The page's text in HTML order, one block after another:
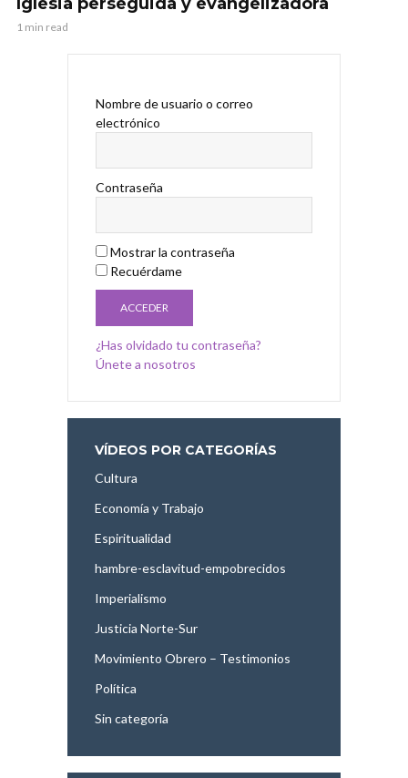
1 min read
Nombre de usuario o correo
electrónico
Contraseña
Mostrar la contraseña
Recuérdame
¿Has olvidado tu contraseña?
Únete a nosotros
VÍDEOS POR CATEGORÍAS
Cultura
Economía y Trabajo
Espiritualidad
hambre-esclavitud-empobrecidos
Imperialismo
Justicia Norte-Sur
Movimiento Obrero – Testimonios
Política
Sin categoría